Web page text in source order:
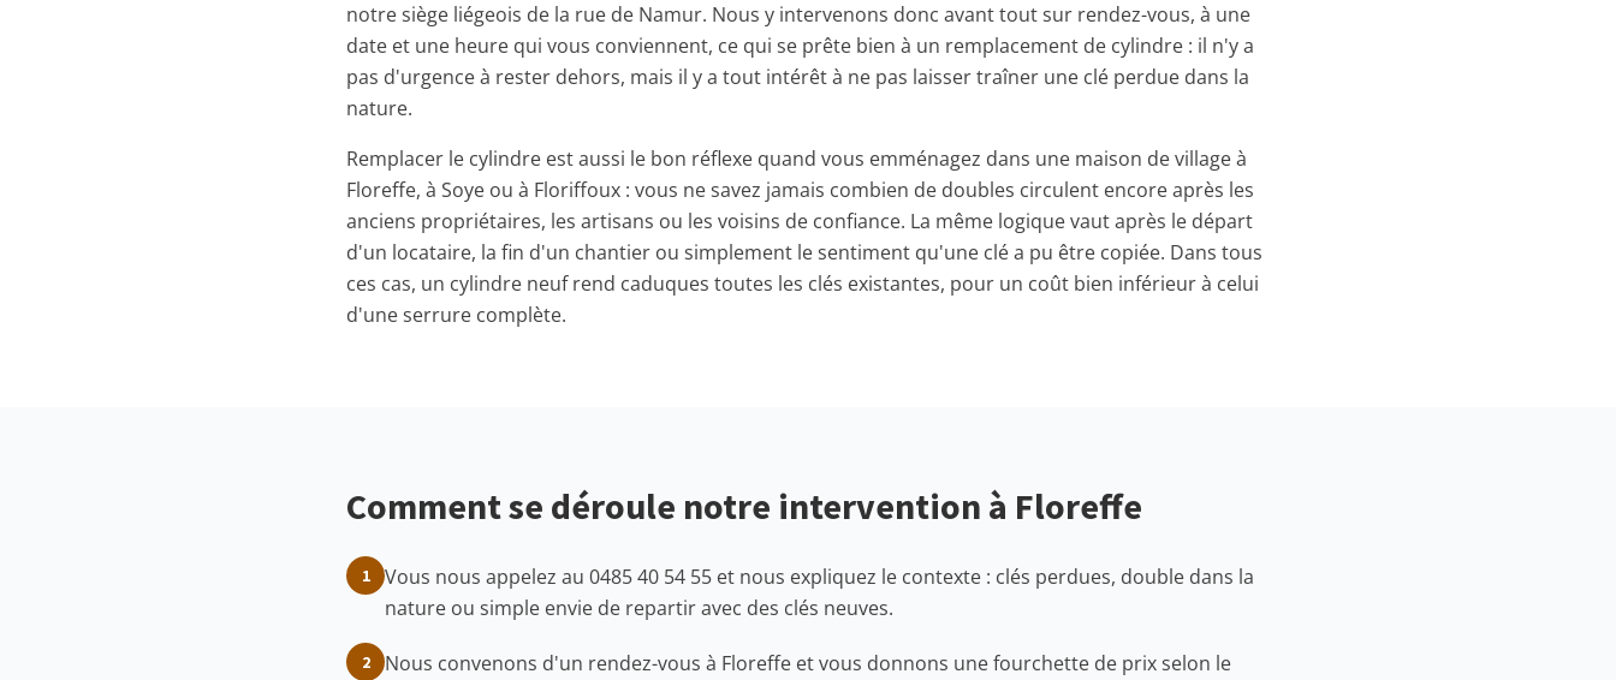
notre siège liégeois de la rue de Namur. Nous y intervenons donc avant tout sur rendez-vous, à une
date et une heure qui vous conviennent, ce qui se prête bien à un remplacement de cylindre : il n'y a
pas d'urgence à rester dehors, mais il y a tout intérêt à ne pas laisser traîner une clé perdue dans la
nature.
Remplacer le cylindre est aussi le bon réflexe quand vous emménagez dans une maison de village à
Floreffe, à Soye ou à Floriffoux : vous ne savez jamais combien de doubles circulent encore après les
anciens propriétaires, les artisans ou les voisins de confiance. La même logique vaut après le départ
d'un locataire, la fin d'un chantier ou simplement le sentiment qu'une clé a pu être copiée. Dans tous
ces cas, un cylindre neuf rend caduques toutes les clés existantes, pour un coût bien inférieur à celui
d'une serrure complète.
Comment se déroule notre intervention à Floreffe
1
Vous nous appelez au 0485 40 54 55 et nous expliquez le contexte : clés perdues, double dans la
nature ou simple envie de repartir avec des clés neuves.
2
Nous convenons d'un rendez-vous à Floreffe et vous donnons une fourchette de prix selon le